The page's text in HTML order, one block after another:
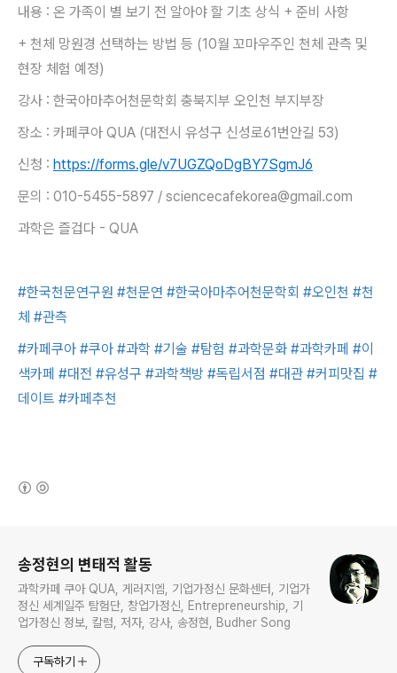
내용 : 온 가족이 별 보기 전 알아야 할 기초 상식 + 준비 사항
+ 천체 망원경 선택하는 방법 등 (10월 꼬마우주인 천체 관측 및
현장 체험 예정)
강사 : 한국아마추어천문학회 충북지부 오인천 부지부장
장소 : 카페쿠아 QUA (대전시 유성구 신성로61번안길 53)
신청 : https://forms.gle/v7UGZQoDgBY7SgmJ6
문의 : 010-5455-5897 / sciencecafekorea@gmail.com
과학은 즐겁다 - QUA
#한국천문연구원 #천문연 #한국아마추어천문학회 #오인천 #천
체 #관측
#카페쿠아 #쿠아 #과학 #기술 #탐험 #과학문화 #과학카페 #이
색카페 #대전 #유성구 #과학책방 #독립서점 #대관 #커피맛집 #
데이트 #카페추천
송정현의 변태적 활동
과학카페 쿠아 QUA, 게러지엠, 기업가정신 문화센터, 기업가
정신 세계일주 탐험단, 창업가정신, Entrepreneurship, 기
업가정신 정보, 칼럼, 저자, 강사, 송정현, Budher Song
구독하기